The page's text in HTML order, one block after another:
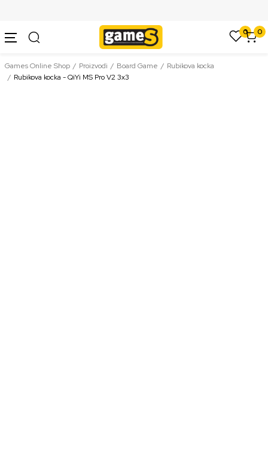
0 0
Games Online Shop Proizvodi Board Game
Rubikova kocka
Rubikova kocka - QiYi MS Pro V2 3x3